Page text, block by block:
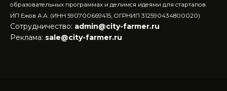
образовательных программах и делимся идеями для стартапов.
ИП Ежов А.А. (ИНН 590700669415, ОГРНИП 312590434800020)
Сотрудничество: admin@city-farmer.ru
Реклама: sale@city-farmer.ru